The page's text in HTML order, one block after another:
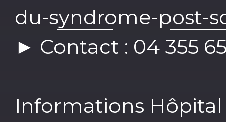
du-syndrome-post-
► Contact : 04 355
Informations